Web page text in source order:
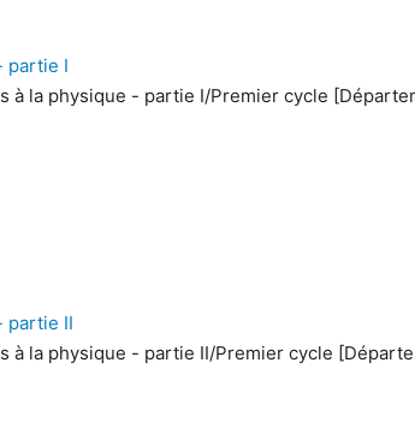
partie I
à la physique - partie I/Premier cycle
partie II
à la physique - partie II/Premier cycle